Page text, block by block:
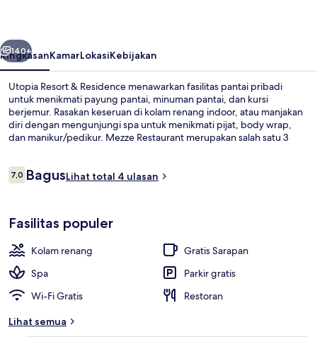
Berikutnya
140+
RingkasanKamarLokasiKebijakan
Utopia Resort & Residence menawarkan fasilitas pantai pribadi
untuk menikmati payung pantai, minuman pantai, dan kursi
berjemur. Rasakan keseruan di kolam renang indoor, atau manjakan
diri dengan mengunjungi spa untuk menikmati pijat, body wrap,
dan manikur/pedikur. Mezze Restaurant merupakan salah satu 3
renang, dan pusat kebugaran.
Ulasan
7,07,0 dari 10
BagusLihat total 4 ulasan
Fasilitas populer
Kolam renang
Gratis Sarapan
Spa
Parkir gratis
Wi-Fi Gratis
Restoran
Lihat semua